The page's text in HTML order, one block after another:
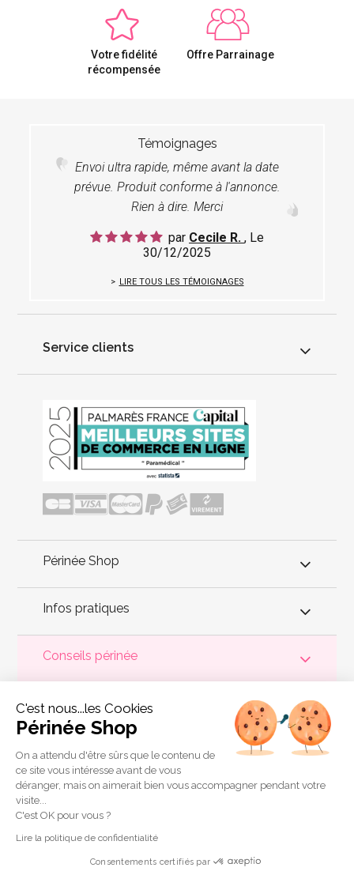
Votre fidélité
récompensée
Offre Parrainage
Témoignages
Envoi ultra rapide, même avant la date
prévue. Produit conforme à l'annonce.
Rien à dire. Merci
par Cecile R. , Le
30/12/2025
LIRE TOUS LES TÉMOIGNAGES
Service clients
Périnée Shop
Infos pratiques
Conseils périnée
de muscler et de rééduquer le plancher pelvienpour éviter les
problèmes d'incontinence
, de pesanteur pelvienne, de manque
de sensations durant les rapports sexuels et de petites
fuites
Périnée Shop
a sélectionné les meilleures solutions
pour la rééducation périnéale et pour l'auto-traitement de
l'incontinence à domicile :
biofeedback,cônes vaginaux
connectées etaccessoires pour exercices de Kegel.
Copyright 2011 © Périnée Shop
Conditions générales de vente
Mentions légales
C'est nous...les Cookies
Périnée Shop
On a attendu d'être sûrs que le contenu de
ce site vous intéresse avant de vous
déranger, mais on aimerait bien vous accompagner pendant votre
visite...
C'est OK pour vous ?
Lire la politique de confidentialité
Consentements certifiés par